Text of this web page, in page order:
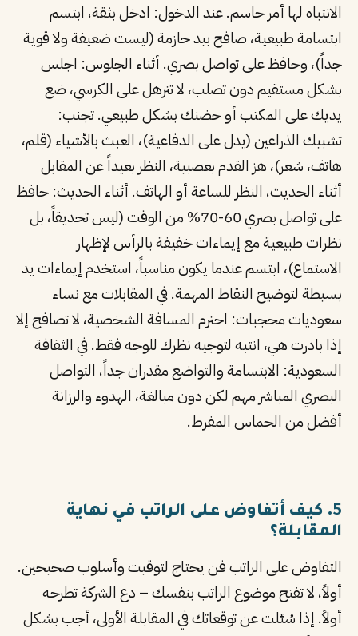
الانتباه لها أمر حاسم. عند الدخول: ادخل بثقة، ابتسم
ابتسامة طبيعية، صافح بيد حازمة (ليست ضعيفة ولا قوية
جداً)، وحافظ على تواصل بصري. أثناء الجلوس: اجلس
بشكل مستقيم دون تصلب، لا تترهل على الكرسي، ضع
يديك على المكتب أو حضنك بشكل طبيعي. تجنب:
تشبيك الذراعين (يدل على الدفاعية)، العبث بالأشياء (قلم،
هاتف، شعر)، هز القدم بعصبية، النظر بعيداً عن المقابل
أثناء الحديث، النظر للساعة أو الهاتف. أثناء الحديث: حافظ
على تواصل بصري 60-70% من الوقت (ليس تحديقاً، بل
نظرات طبيعية مع إيماءات خفيفة بالرأس لإظهار
الاستماع)، ابتسم عندما يكون مناسباً، استخدم إيماءات يد
بسيطة لتوضيح النقاط المهمة. في المقابلات مع نساء
سعوديات محجبات: احترم المسافة الشخصية، لا تصافح إلا
إذا بادرت هي، انتبه لتوجيه نظرك للوجه فقط. في الثقافة
السعودية: الابتسامة والتواضع مقدران جداً، التواصل
البصري المباشر مهم لكن دون مبالغة، الهدوء والرزانة
أفضل من الحماس المفرط.
5. كيف أتفاوض على الراتب في نهاية
المقابلة؟
التفاوض على الراتب فن يحتاج لتوقيت وأسلوب صحيحين.
أولاً، لا تفتح موضوع الراتب بنفسك – دع الشركة تطرحه
أولاً. إذا سُئلت عن توقعاتك في المقابلة الأولى، أجب بشكل